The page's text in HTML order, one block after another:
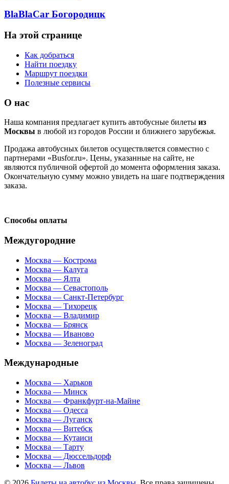
BlaBlaCar Богородицк
На этой странице
Как добраться
Найти поездку
Маршрут поездки
Полезные сервисы
О нас
Наша компания предлагает купить автобусные билеты из
Москвы в любой из городов России и ближнего зарубежья.
Продажа автобусных билетов осуществляется совместно с
партнерами «Busfor.ru». Цены, указанные на сайте, не
являются публичной офертой до момента оформления заказа.
Окончательную сумму можно увидеть на шаге подтверждения
заказа.
Способы оплаты
Междугородние
Москва — Кострома
Москва — Калуга
Москва — Ялта
Москва — Севастополь
Москва — Санкт-Петербург
Москва — Тихорецк
Москва — Владимир
Москва — Брянск
Москва — Иваново
Москва — Зеленоград
Международные
Москва — Харьков
Москва — Минск
Москва — Франкфурт-на-Майне
Москва — Одесса
Москва — Луганск
Москва — Витебск
Москва — Кутаиси
Москва — Тарту
Москва — Дюссельдорф
Москва — Львов